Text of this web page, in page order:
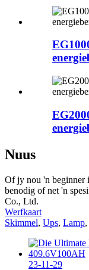
Nuus
Of jy nou 'n beginner
benodig of net 'n
Co., Ltd.
Werfkaart
Skimmel, Ups, Lamp,
23-11-29